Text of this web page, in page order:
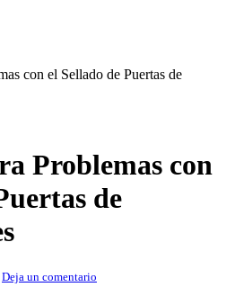
con el Sellado de Puertas de
Problemas con
de
Deja un comentario